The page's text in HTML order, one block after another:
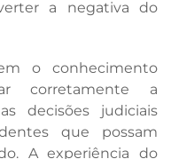
a negativa do
o conhecimento
corretamente a
decisões judiciais
que possam
A experiência do